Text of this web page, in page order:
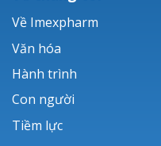
Về Imexpharm
Văn hóa
Hành trình
Con người
Tiềm lực